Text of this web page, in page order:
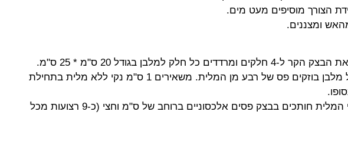
הצורך מוסיפים מעט מים.
ומצננים.
ומרדדים כל חלק למלבן בגודל 20 ס"מ * 25 ס"מ.
במרכז כל מלבן בוזקים פס של רבע מן המלית. משאירים 1 ס"מ נקי ללא מלית בתחילת
משני צידי המלית חותכים בבצק פסים אלכסוניים ברוחב של ס"מ וחצי (כ-9 רצועות מכל